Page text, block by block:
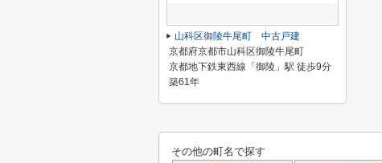
山科区御陵牛尾町 中古戸建
京都府京都市山科区御陵牛尾町
京都地下鉄東西線「御陵」駅 徒歩9分
築61年
その他の町名で探す